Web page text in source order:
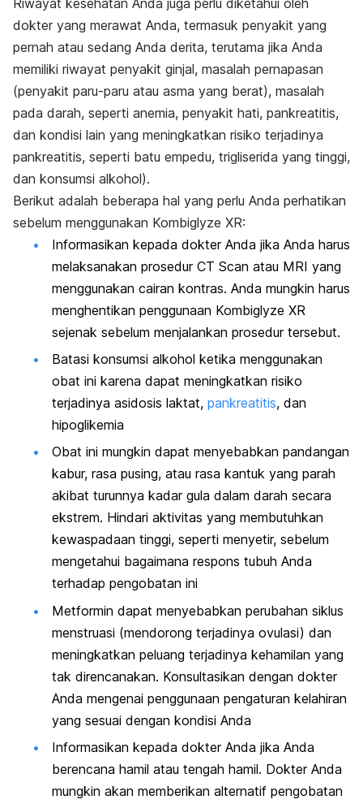
dokter yang merawat Anda, termasuk penyakit yang
pernah atau sedang Anda derita, terutama jika Anda
memiliki riwayat penyakit ginjal, masalah pernapasan
(penyakit paru-paru atau asma yang berat), masalah
pada darah, seperti anemia, penyakit hati, pankreatitis,
dan kondisi lain yang meningkatkan risiko terjadinya
pankreatitis, seperti batu empedu, trigliserida yang tinggi,
dan konsumsi alkohol).
Berikut adalah beberapa hal yang perlu Anda perhatikan
sebelum menggunakan Kombiglyze XR:
Informasikan kepada dokter Anda jika Anda harus
melaksanakan prosedur CT Scan atau MRI yang
menggunakan cairan kontras. Anda mungkin harus
menghentikan penggunaan Kombiglyze XR
sejenak sebelum menjalankan prosedur tersebut.
Batasi konsumsi alkohol ketika menggunakan
obat ini karena dapat meningkatkan risiko
terjadinya asidosis laktat, pankreatitis, dan
hipoglikemia
Obat ini mungkin dapat menyebabkan pandangan
kabur, rasa pusing, atau rasa kantuk yang parah
akibat turunnya kadar gula dalam darah secara
ekstrem. Hindari aktivitas yang membutuhkan
kewaspadaan tinggi, seperti menyetir, sebelum
mengetahui bagaimana respons tubuh Anda
terhadap pengobatan ini
Metformin dapat menyebabkan perubahan siklus
menstruasi (mendorong terjadinya ovulasi) dan
meningkatkan peluang terjadinya kehamilan yang
tak direncanakan. Konsultasikan dengan dokter
Anda mengenai penggunaan pengaturan kelahiran
yang sesuai dengan kondisi Anda
Informasikan kepada dokter Anda jika Anda
berencana hamil atau tengah hamil. Dokter Anda
mungkin akan memberikan alternatif pengobatan